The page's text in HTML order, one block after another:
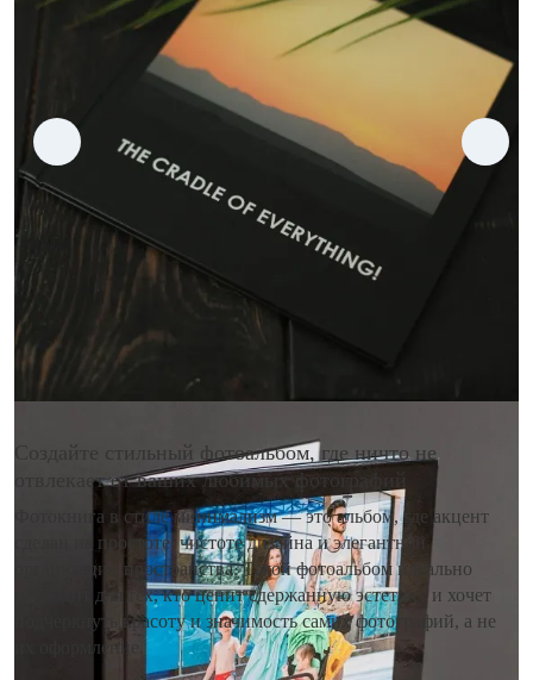
Создайте стильный фотоальбом, где ничто не
отвлекает от ваших любимых фотографий
Фотокнига в стиле минимализм — это альбом, где акцент
сделан на простоте, чистоте дизайна и элегантной
организации пространства. Такой фотоальбом идеально
подходит для тех, кто ценит сдержанную эстетику и хочет
подчеркнуть красоту и значимость самих фотографий, а не
их оформление.